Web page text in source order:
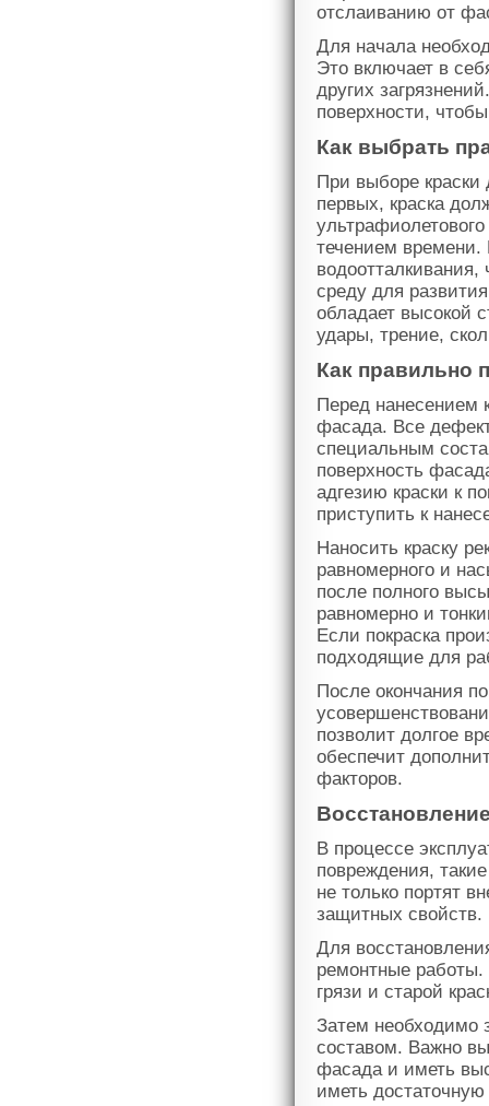
отслаиванию от
Для начала
Это включает в
других
поверхности,
Как выбрать
При выборе краски
первых, краска
течением времени.
водоотталкивания,
среду для
обладает высокой
удары, трение,
Как правильно
Перед нанесением
фасада. Все
специальным
поверхность
адгезию краски к
приступить к
Наносить краску
равномерного и
после полного
равномерно и
Если покраска
подходящие для
После окончания
позволит долгое
обеспечит
факторов.
В процессе
повреждения,
не только портят
защитных свойств.
Для
ремонтные работы.
грязи и старой
Затем необходимо
составом. Важно
фасада и иметь
иметь